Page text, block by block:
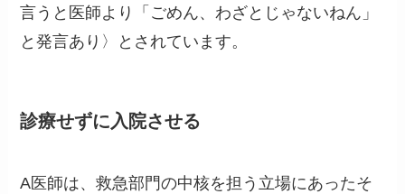
言うと医師より「ごめん、わざとじゃないねん」
と発言あり〉とされています。
診療せずに入院させる
A医師は、救急部門の中核を担う立場にあったそ